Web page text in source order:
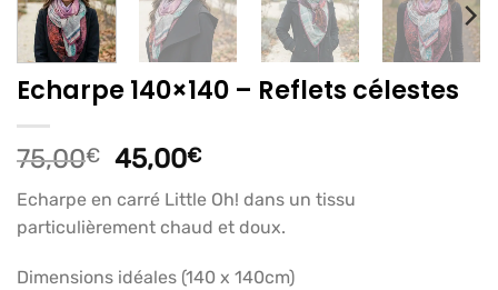
Echarpe 140×140 – Reflets célestes
75,00€ Le
initial
était :
75,00€.
45,00€Le
actuel
est :
45,00€.
Echarpe en carré Little Oh! dans un tissu
particulièrement chaud et doux.
Dimensions idéales (140 x 140cm)